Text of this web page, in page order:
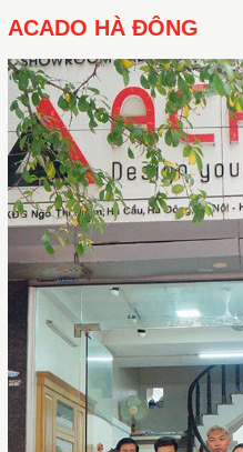
ACADO HÀ ĐÔNG